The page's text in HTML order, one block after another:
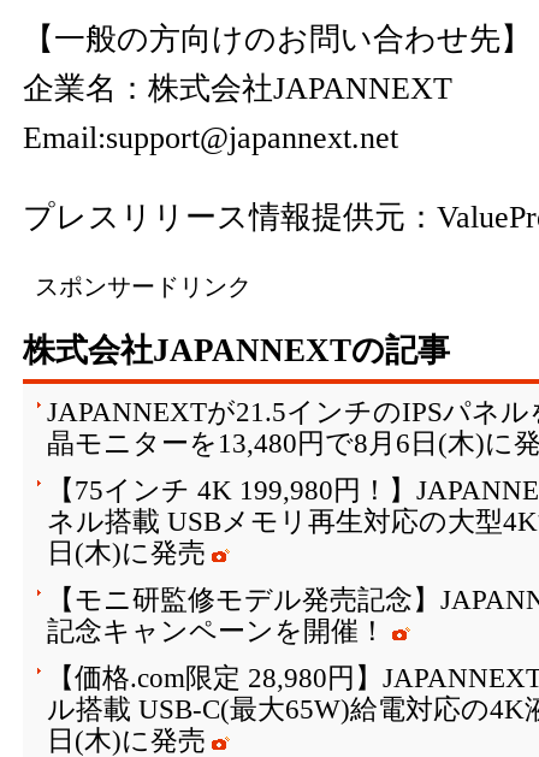
【一般の方向けのお問い合わせ先】
企業名：株式会社JAPANNEXT
Email:support@japannext.net
プレスリリース情報提供元：
スポンサードリンク
株式会社JAPANNEXTの記事
JAPANNEXTが21.5インチのIPSパネ
晶モニターを13,480円で8月6日(木)に
【75インチ 4K 199,980円！】
ネル搭載 USBメモリ再生対応の大型
日(木)に発売
【モニ研監修モデル発売記念】
記念キャンペーンを開催！
【価格.com限定 28,980円】
ル搭載 USB-C(最大65W)給電対応の
日(木)に発売